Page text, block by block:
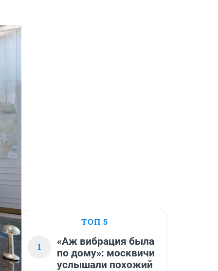
ТОП 5
1
«Аж вибрация была
по дому»: москвичи
услышали похожий